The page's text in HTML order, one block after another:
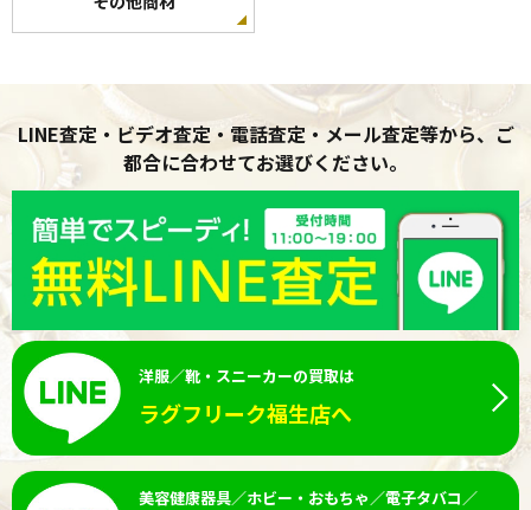
LINE査定・ビデオ査定・電話査定・メール査定等から、ご
都合に合わせてお選びください。
洋服／靴・スニーカーの買取は
ラグフリーク福生店へ
美容健康器具／ホビー・おもちゃ／電子タバコ／